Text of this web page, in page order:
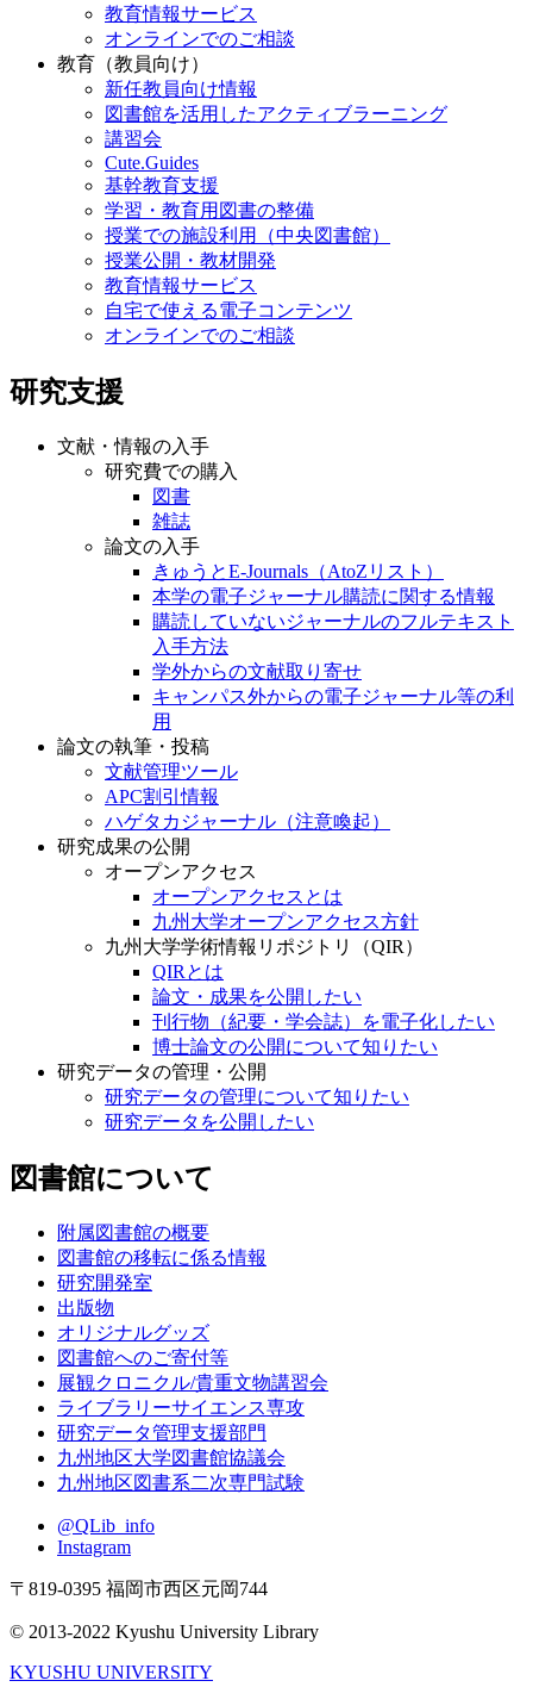
教育情報サービス
オンラインでのご相談
教育（教員向け）
新任教員向け情報
図書館を活用したアクティブラーニング
講習会
Cute.Guides
基幹教育支援
学習・教育用図書の整備
授業での施設利用（中央図書館）
授業公開・教材開発
教育情報サービス
自宅で使える電子コンテンツ
オンラインでのご相談
研究支援
文献・情報の入手
研究費での購入
図書
雑誌
論文の入手
きゅうとE-Journals（AtoZリスト）
本学の電子ジャーナル購読に関する情報
購読していないジャーナルのフルテキスト
入手方法
学外からの文献取り寄せ
キャンパス外からの電子ジャーナル等の利
用
論文の執筆・投稿
文献管理ツール
APC割引情報
ハゲタカジャーナル（注意喚起）
研究成果の公開
オープンアクセス
オープンアクセスとは
九州大学オープンアクセス方針
九州大学学術情報リポジトリ（QIR）
QIRとは
論文・成果を公開したい
刊行物（紀要・学会誌）を電子化したい
博士論文の公開について知りたい
研究データの管理・公開
研究データの管理について知りたい
研究データを公開したい
図書館について
附属図書館の概要
図書館の移転に係る情報
研究開発室
出版物
オリジナルグッズ
図書館へのご寄付等
展観クロニクル/貴重文物講習会
ライブラリーサイエンス専攻
研究データ管理支援部門
九州地区大学図書館協議会
九州地区図書系二次専門試験
@QLib_info
Instagram
〒819-0395 福岡市西区元岡744
© 2013-2022 Kyushu University Library
KYUSHU UNIVERSITY